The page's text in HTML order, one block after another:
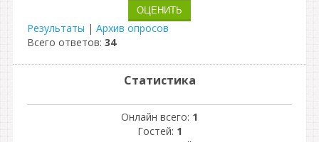
Результаты | Архив опросов
Всего ответов: 34
Статистика
Онлайн всего: 1
Гостей: 1